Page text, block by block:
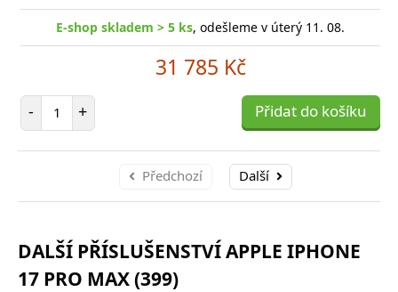
E-shop skladem > 5 ks, odešleme v úterý 11. 08.
31 785 Kč
- Počet položek
+ Přidat do košíku
Předchozí Další
DALŠÍ PŘÍSLUŠENSTVÍ APPLE IPHONE
17 PRO MAX (399)